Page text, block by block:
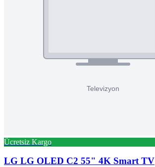
Ücretsiz Kargo
LG LG OLED C2 55" 4K Smart TV